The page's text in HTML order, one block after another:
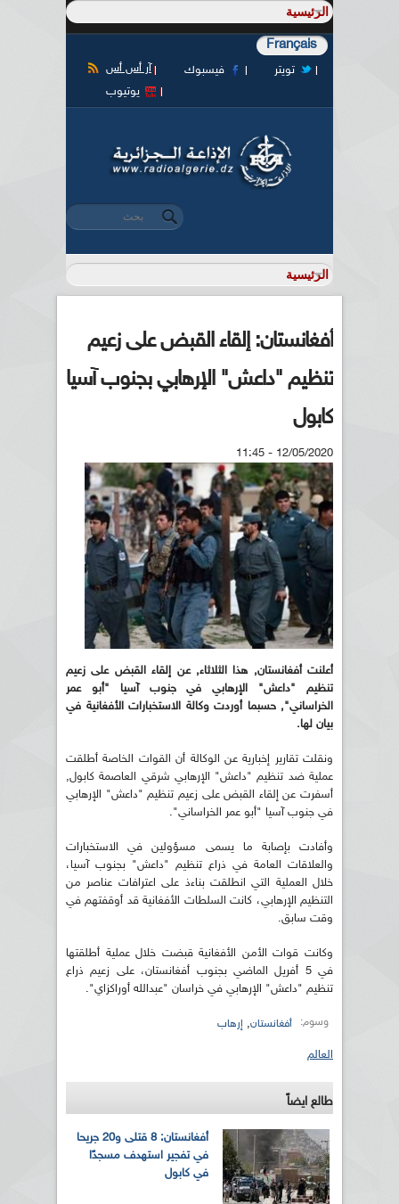
Français
آر أس أس فيسبوك
تويتر
يوتيوب
استمارة البحث
‏بحث ‏
أفغانستان: إلقاء القبض على زعيم
تنظيم "داعش" الإرهابي بجنوب آسيا
كابول
12/05/2020 - 11:45
أعلنت أفغانستان, هذا الثلاثاء, عن إلقاء القبض على زعيم
تنظيم "داعش" الإرهابي في جنوب آسيا "أبو عمر
الخراساني", حسبما أوردت وكالة الاستخبارات الأفغانية في
بيان لها.
ونقلت تقارير إخبارية عن الوكالة أن القوات الخاصة أطلقت
عملية ضد تنظيم "داعش" الإرهابي شرقي العاصمة كابول,
أسفرت عن إلقاء القبض على زعيم تنظيم "داعش" الإرهابي
في جنوب آسيا "أبو عمر الخراساني".
وأفادت بإصابة ما يسمى مسؤولين في الاستخبارات
والعلاقات العامة في ذراع تنظيم "داعش" بجنوب آسيا،
خلال العملية التي انطلقت بناءذ على اعترافات عناصر من
التنظيم الإرهابي، كانت السلطات الأفغانية قد أوقفتهم في
وقت سابق.
وكانت قوات الأمن الأفغانية قبضت خلال عملية أطلقتها
في 5 أفريل الماضي بجنوب أفغانستان، على زعيم ذراع
تنظيم "داعش" الإرهابي في خراسان "عبدالله أوراكزاي".
وسوم: أفغانستان, إرهاب
العالم
طالع ايضاً
أفغانستان: 8 قتلى و20 جريحا
في تفجير استهدف مسجدًا
في كابول